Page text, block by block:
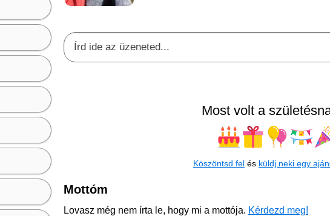
Most volt a
Köszöntsd fel és küldj neki egy
Mottóm
Lovasz még nem írta le, hogy mi a mottója. Kérdezd meg!